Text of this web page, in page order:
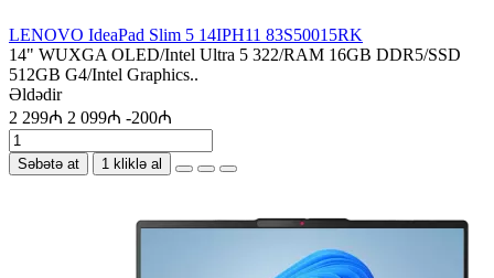
LENOVO IdeaPad Slim 5 14IPH11 83S50015RK
14" WUXGA OLED/Intel Ultra 5 322/RAM 16GB DDR5/SSD
512GB G4/Intel Graphics..
Əldədir
2 299₼ 2 099₼ -200₼
Səbətə at 1 kliklə al